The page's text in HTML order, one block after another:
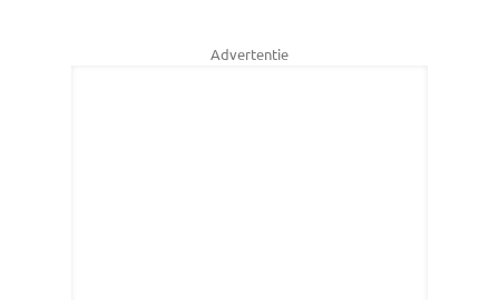
Advertentie